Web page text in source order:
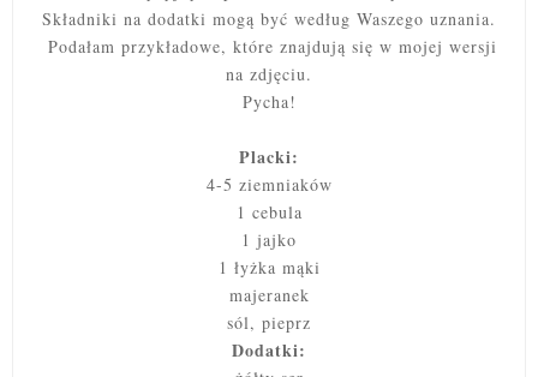
Składniki na dodatki mogą być według Waszego uznania.
Podałam przykładowe, które znajdują się w mojej wersji
na zdjęciu.
Pycha!
Placki:
4-5 ziemniaków
1 cebula
1 jajko
1 łyżka mąki
majeranek
sól, pieprz
Dodatki: